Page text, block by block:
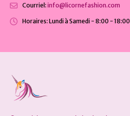
Courriel: info@licornefashion.com
Horaires: Lundi à Samedi - 8:00 - 18:00